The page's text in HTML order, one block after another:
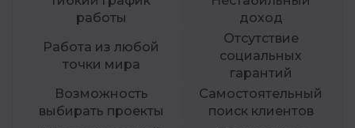
работы
доход
Работа из любой
точки мира
Отсутствие
социальных
гарантий
Возможность
выбирать проекты
Самостоятельный
поиск клиентов